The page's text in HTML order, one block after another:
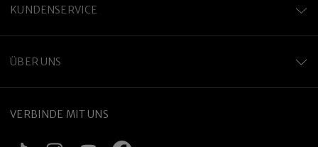
KUNDENSERVICE
ÜBER UNS
VERBINDE MIT UNS